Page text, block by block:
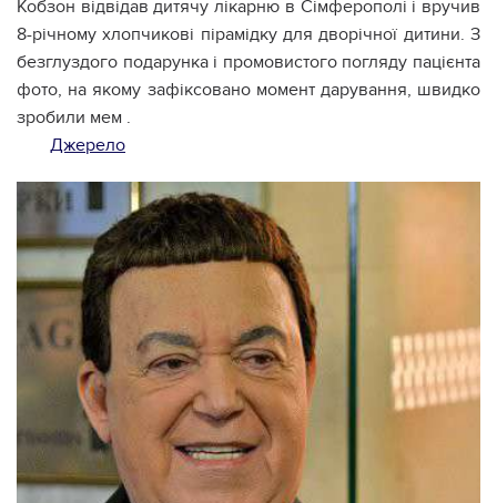
Кобзон відвідав дитячу лікарню в Сімферополі і вручив
8-річному хлопчикові пірамідку для дворічної дитини. З
безглуздого подарунка і промовистого погляду пацієнта
фото, на якому зафіксовано момент дарування, швидко
зробили мем .
Джерело